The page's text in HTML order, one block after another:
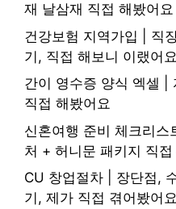
재 날삼재 직접 해봤어요
건강보험 지역가입 | 직
기, 직접 해보니 이랬어요
간이 영수증 양식 엑셀 |
직접 해봤어요
신혼여행 준비 체크리
처 + 허니문 패키지 직접
CU 창업절차 | 장단점,
기, 제가 직접 겪어봤어요